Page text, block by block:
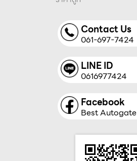
Contact Us
061-697-7424
LINE ID
0616977424
Facebook
Best Autogate